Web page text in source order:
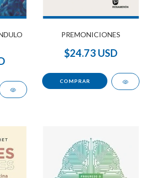
PREMONICIONES
$24.73 USD